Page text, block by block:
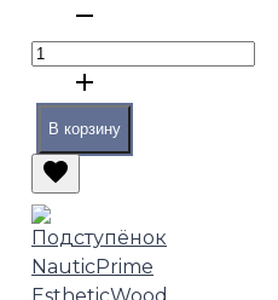
В корзину